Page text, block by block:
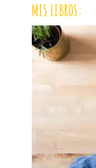
MIS LIBROS: